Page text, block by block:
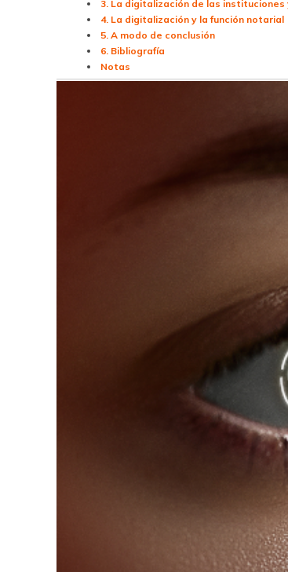
3. La digitalización de las instituciones
4. La digitalización y la función notarial
5. A modo de conclusión
6. Bibliografía
Notas